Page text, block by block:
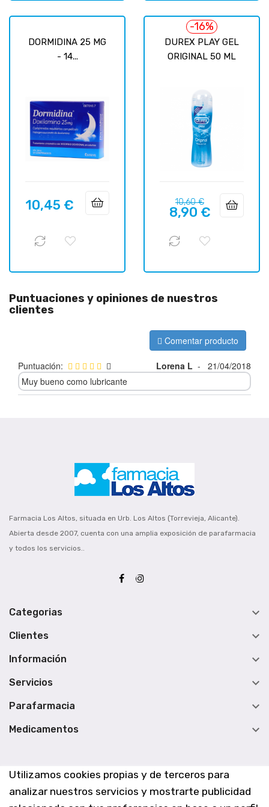
Utilizamos cookies propias y de terceros para
analizar nuestros servicios y mostrarte publicidad
DORMIDINA 25 MG
- 14...
Precio
10,45 €
DUREX PLAY GEL
ORIGINAL 50 ML
-16%
Precio
regular
10,60 €Precio
8,90 €
Puntuaciones y opiniones de nuestros
clientes
Comentar producto
Puntuación: Lorena L -
21/04/2018
Muy bueno como lubricante
Farmacia Los Altos, situada en Urb. Los Altos (Torrevieja, Alicante).
Abierta desde 2007, cuenta con una amplia exposición de parafarmacia
y todos los servicios..
Categorias 
Clientes 
Información 
Servicios 
Parafarmacia 
Medicamentos 